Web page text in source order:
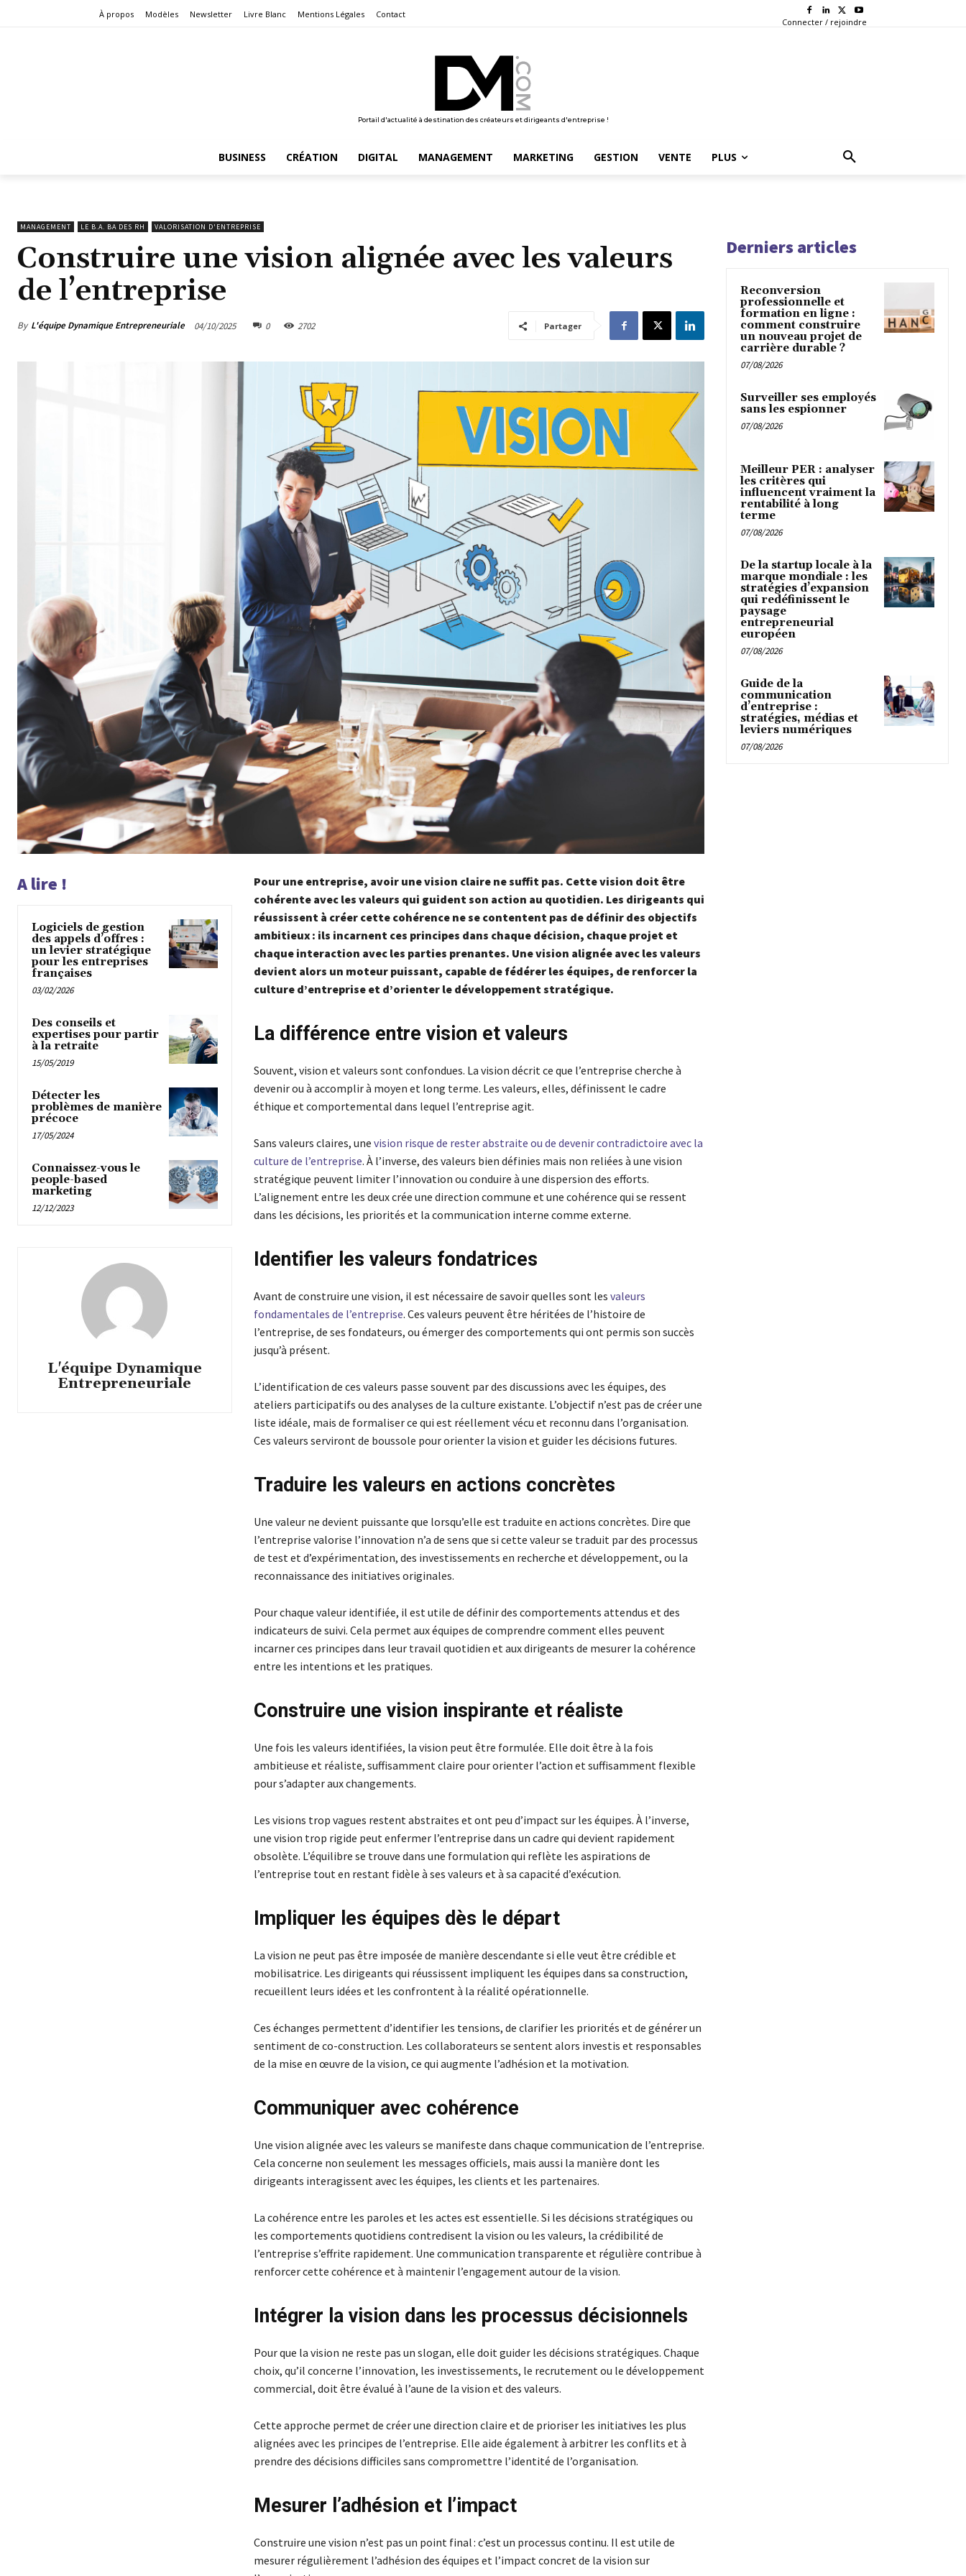
À propos Modèles Newsletter Livre Blanc Mentions Légales Contact
Connecter / rejoindre
Portail d'actualité à destination des créateurs et dirigeants d'entreprise !
BUSINESS CRÉATION DIGITAL MANAGEMENT MARKETING GESTION VENTE PLUS
MANAGEMENT LE B.A. BA DES RH VALORISATION D'ENTREPRISE
Construire une vision alignée avec les valeurs
de l’entreprise
By L'équipe Dynamique Entrepreneuriale 04/10/2025 0 2702 Partager
A lire !
Logiciels de gestion
des appels d’offres :
un levier stratégique
pour les entreprises
françaises
03/02/2026
Des conseils et
expertises pour partir
à la retraite
15/05/2019
Détecter les
problèmes de manière
précoce
17/05/2024
Connaissez-vous le
people-based
marketing
12/12/2023
L'équipe Dynamique
Entrepreneuriale
Pour une entreprise, avoir une vision claire ne suffit pas. Cette vision doit être
cohérente avec les valeurs qui guident son action au quotidien. Les dirigeants qui
réussissent à créer cette cohérence ne se contentent pas de définir des objectifs
ambitieux : ils incarnent ces principes dans chaque décision, chaque projet et
chaque interaction avec les parties prenantes. Une vision alignée avec les valeurs
devient alors un moteur puissant, capable de fédérer les équipes, de renforcer la
culture d’entreprise et d’orienter le développement stratégique.
La différence entre vision et valeurs
Souvent, vision et valeurs sont confondues. La vision décrit ce que l’entreprise cherche à
devenir ou à accomplir à moyen et long terme. Les valeurs, elles, définissent le cadre
éthique et comportemental dans lequel l’entreprise agit.
Sans valeurs claires, une vision risque de rester abstraite ou de devenir contradictoire avec la
culture de l’entreprise. À l’inverse, des valeurs bien définies mais non reliées à une vision
stratégique peuvent limiter l’innovation ou conduire à une dispersion des efforts.
L’alignement entre les deux crée une direction commune et une cohérence qui se ressent
dans les décisions, les priorités et la communication interne comme externe.
Identifier les valeurs fondatrices
Avant de construire une vision, il est nécessaire de savoir quelles sont les valeurs
fondamentales de l’entreprise. Ces valeurs peuvent être héritées de l’histoire de
l’entreprise, de ses fondateurs, ou émerger des comportements qui ont permis son succès
jusqu’à présent.
L’identification de ces valeurs passe souvent par des discussions avec les équipes, des
ateliers participatifs ou des analyses de la culture existante. L’objectif n’est pas de créer une
liste idéale, mais de formaliser ce qui est réellement vécu et reconnu dans l’organisation.
Ces valeurs serviront de boussole pour orienter la vision et guider les décisions futures.
Traduire les valeurs en actions concrètes
Une valeur ne devient puissante que lorsqu’elle est traduite en actions concrètes. Dire que
l’entreprise valorise l’innovation n’a de sens que si cette valeur se traduit par des processus
de test et d’expérimentation, des investissements en recherche et développement, ou la
reconnaissance des initiatives originales.
Pour chaque valeur identifiée, il est utile de définir des comportements attendus et des
indicateurs de suivi. Cela permet aux équipes de comprendre comment elles peuvent
incarner ces principes dans leur travail quotidien et aux dirigeants de mesurer la cohérence
entre les intentions et les pratiques.
Construire une vision inspirante et réaliste
Une fois les valeurs identifiées, la vision peut être formulée. Elle doit être à la fois
ambitieuse et réaliste, suffisamment claire pour orienter l’action et suffisamment flexible
pour s’adapter aux changements.
Les visions trop vagues restent abstraites et ont peu d’impact sur les équipes. À l’inverse,
une vision trop rigide peut enfermer l’entreprise dans un cadre qui devient rapidement
obsolète. L’équilibre se trouve dans une formulation qui reflète les aspirations de
l’entreprise tout en restant fidèle à ses valeurs et à sa capacité d’exécution.
Impliquer les équipes dès le départ
La vision ne peut pas être imposée de manière descendante si elle veut être crédible et
mobilisatrice. Les dirigeants qui réussissent impliquent les équipes dans sa construction,
recueillent leurs idées et les confrontent à la réalité opérationnelle.
Ces échanges permettent d’identifier les tensions, de clarifier les priorités et de générer un
sentiment de co-construction. Les collaborateurs se sentent alors investis et responsables
de la mise en œuvre de la vision, ce qui augmente l’adhésion et la motivation.
Communiquer avec cohérence
Une vision alignée avec les valeurs se manifeste dans chaque communication de l’entreprise.
Cela concerne non seulement les messages officiels, mais aussi la manière dont les
dirigeants interagissent avec les équipes, les clients et les partenaires.
La cohérence entre les paroles et les actes est essentielle. Si les décisions stratégiques ou
les comportements quotidiens contredisent la vision ou les valeurs, la crédibilité de
l’entreprise s’effrite rapidement. Une communication transparente et régulière contribue à
renforcer cette cohérence et à maintenir l’engagement autour de la vision.
Intégrer la vision dans les processus décisionnels
Pour que la vision ne reste pas un slogan, elle doit guider les décisions stratégiques. Chaque
choix, qu’il concerne l’innovation, les investissements, le recrutement ou le développement
commercial, doit être évalué à l’aune de la vision et des valeurs.
Cette approche permet de créer une direction claire et de prioriser les initiatives les plus
alignées avec les principes de l’entreprise. Elle aide également à arbitrer les conflits et à
prendre des décisions difficiles sans compromettre l’identité de l’organisation.
Mesurer l’adhésion et l’impact
Construire une vision n’est pas un point final : c’est un processus continu. Il est utile de
mesurer régulièrement l’adhésion des équipes et l’impact concret de la vision sur
Derniers articles
Reconversion
professionnelle et
formation en ligne :
comment construire
un nouveau projet de
carrière durable ?
07/08/2026
Surveiller ses employés
sans les espionner
07/08/2026
Meilleur PER : analyser
les critères qui
influencent vraiment la
rentabilité à long
terme
07/08/2026
De la startup locale à la
marque mondiale : les
stratégies d’expansion
qui redéfinissent le
paysage
entrepreneurial
européen
07/08/2026
Guide de la
communication
d’entreprise :
stratégies, médias et
leviers numériques
07/08/2026